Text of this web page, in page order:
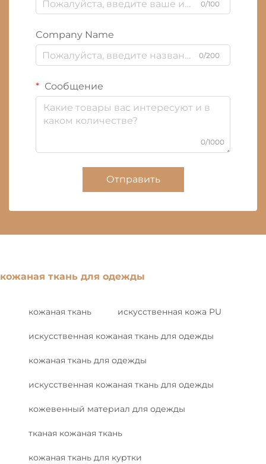
0/100
Company Name
0/200
Сообщение
0/1000
Отправить
кожаная ткань для одежды
кожаная ткань искусственная кожа PU
искусственная кожаная ткань для одежды
кожаная ткань для одежды
искусственная кожаная ткань для одежды
кожевенный материал для одежды
тканая кожаная ткань
кожаная ткань для куртки